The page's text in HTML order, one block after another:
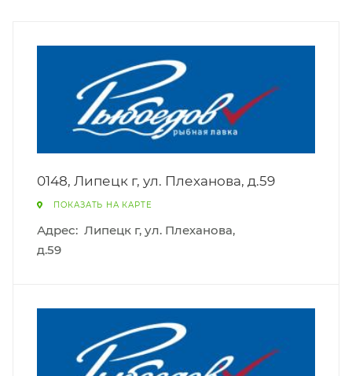
0148, Липецк г, ул. Плеханова, д.59
ПОКАЗАТЬ НА КАРТЕ
Адрес: Липецк г, ул. Плеханова,
д.59